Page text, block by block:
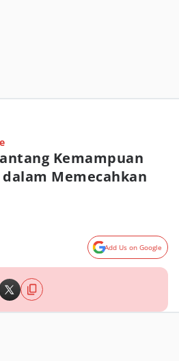
Kemampuan
Memecahkan
Add Us on Google